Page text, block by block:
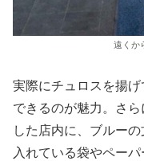
遠くか
実際にチュロスを揚
できるのが魅力。さ
した店内に、ブルー
入れている袋やペー